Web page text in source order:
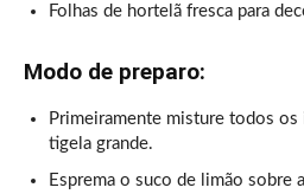
Folhas de hortelã fresca para
Modo de preparo:
Primeiramente misture todos os
tigela grande.
Esprema o suco de limão sobre